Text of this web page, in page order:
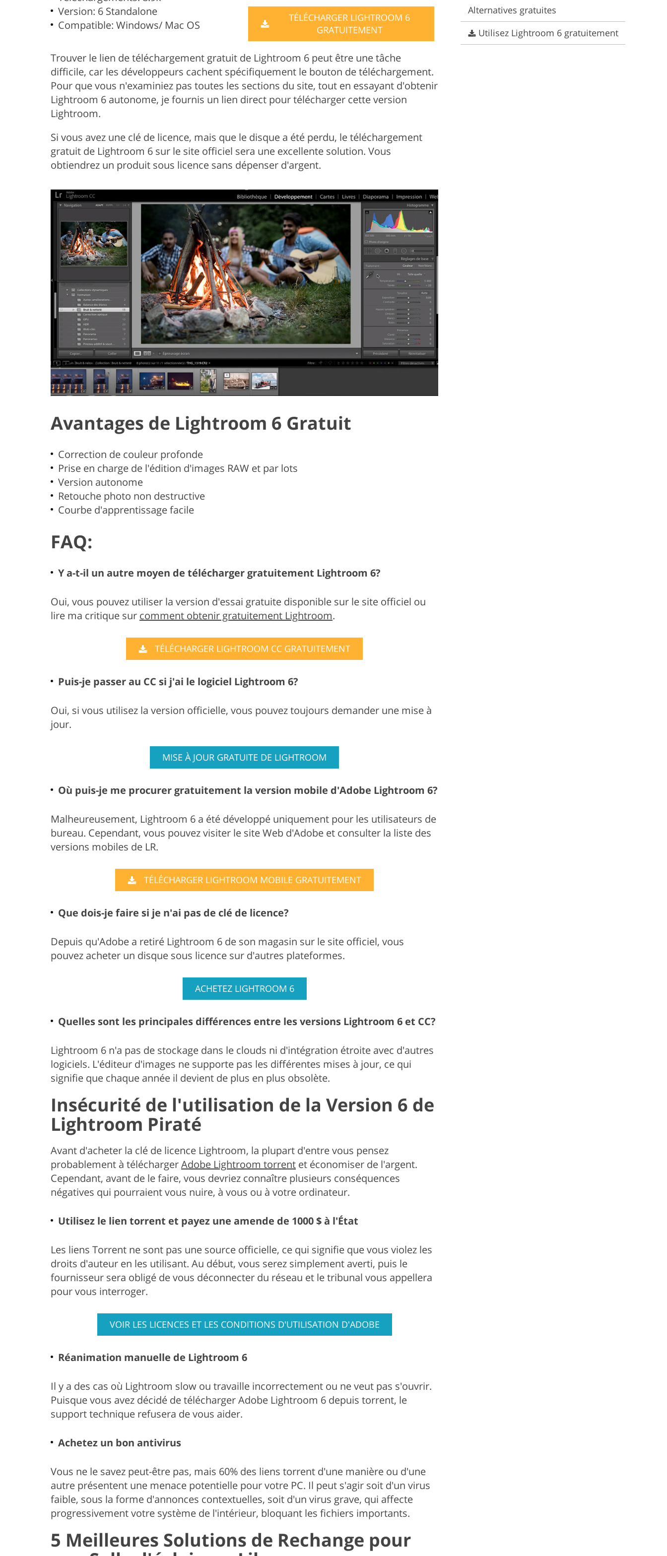
Product Photo Editing Jewellery Photo Editing Real Estate Photo Editing Video Editing Services
Version: 6 Standalone
Compatible: Windows/ Mac OS
TÉLÉCHARGER LIGHTROOM 6
GRATUITEMENT
Trouver le lien de téléchargement gratuit de Lightroom 6 peut être une tâche
difficile, car les développeurs cachent spécifiquement le bouton de téléchargement.
Pour que vous n'examiniez pas toutes les sections du site, tout en essayant d'obtenir
Lightroom 6 autonome, je fournis un lien direct pour télécharger cette version
Lightroom.
Si vous avez une clé de licence, mais que le disque a été perdu, le téléchargement
gratuit de Lightroom 6 sur le site officiel sera une excellente solution. Vous
obtiendrez un produit sous licence sans dépenser d'argent.
Avantages de Lightroom 6 Gratuit
Correction de couleur profonde
Prise en charge de l'édition d'images RAW et par lots
Version autonome
Retouche photo non destructive
Courbe d'apprentissage facile
FAQ:
Y a-t-il un autre moyen de télécharger gratuitement Lightroom 6?
Oui, vous pouvez utiliser la version d'essai gratuite disponible sur le site officiel ou
lire ma critique sur comment obtenir gratuitement Lightroom.
TÉLÉCHARGER LIGHTROOM CC GRATUITEMENT
Puis-je passer au CC si j'ai le logiciel Lightroom 6?
Oui, si vous utilisez la version officielle, vous pouvez toujours demander une mise à
jour.
MISE À JOUR GRATUITE DE LIGHTROOM
Où puis-je me procurer gratuitement la version mobile d'Adobe Lightroom 6?
Malheureusement, Lightroom 6 a été développé uniquement pour les utilisateurs de
bureau. Cependant, vous pouvez visiter le site Web d'Adobe et consulter la liste des
versions mobiles de LR.
TÉLÉCHARGER LIGHTROOM MOBILE GRATUITEMENT
Que dois-je faire si je n'ai pas de clé de licence?
Depuis qu'Adobe a retiré Lightroom 6 de son magasin sur le site officiel, vous
pouvez acheter un disque sous licence sur d'autres plateformes.
ACHETEZ LIGHTROOM 6
Quelles sont les principales différences entre les versions Lightroom 6 et CC?
Lightroom 6 n'a pas de stockage dans le clouds ni d'intégration étroite avec d'autres
logiciels. L'éditeur d'images ne supporte pas les différentes mises à jour, ce qui
signifie que chaque année il devient de plus en plus obsolète.
Insécurité de l'utilisation de la Version 6 de
Lightroom Piraté
Avant d'acheter la clé de licence Lightroom, la plupart d'entre vous pensez
probablement à téléchargerAdobe Lightroom torrent et économiser de l'argent.
Cependant, avant de le faire, vous devriez connaître plusieurs conséquences
négatives qui pourraient vous nuire, à vous ou à votre ordinateur.
Utilisez le lien torrent et payez une amende de 1000 $ à l'État
Les liens Torrent ne sont pas une source officielle, ce qui signifie que vous violez les
droits d'auteur en les utilisant. Au début, vous serez simplement averti, puis le
fournisseur sera obligé de vous déconnecter du réseau et le tribunal vous appellera
pour vous interroger.
VOIR LES LICENCES ET LES CONDITIONS D'UTILISATION D'ADOBE
Réanimation manuelle de Lightroom 6
Il y a des cas où Lightroom slow ou travaille incorrectement ou ne veut pas s'ouvrir.
Puisque vous avez décidé de télécharger Adobe Lightroom 6 depuis torrent, le
support technique refusera de vous aider.
Achetez un bon antivirus
Vous ne le savez peut-être pas, mais 60% des liens torrent d'une manière ou d'une
autre présentent une menace potentielle pour votre PC. Il peut s'agir soit d'un virus
faible, sous la forme d'annonces contextuelles, soit d'un virus grave, qui affecte
progressivement votre système de l'intérieur, bloquant les fichiers importants.
5 Meilleures Solutions de Rechange pour
Alternatives gratuites
Utilisez Lightroom 6 gratuitement